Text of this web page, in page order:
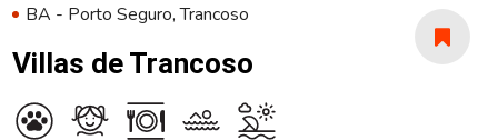
BA - Porto Seguro, Trancoso
Villas de Trancoso